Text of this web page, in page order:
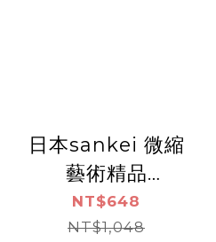
日本sankei 微縮
藝術精品
_【MP05-08】ﾗｲ
ﾄﾊｳｽとｶﾅﾙﾎﾞｰﾄ
NT$648
NT$1,048